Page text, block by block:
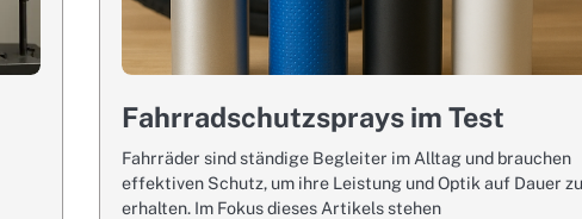
Fahrradschutzsprays im Test
Fahrräder sind ständige Begleiter im Alltag und brauchen
effektiven Schutz, um ihre Leistung und Optik auf Dauer
erhalten. Im Fokus dieses Artikels stehen